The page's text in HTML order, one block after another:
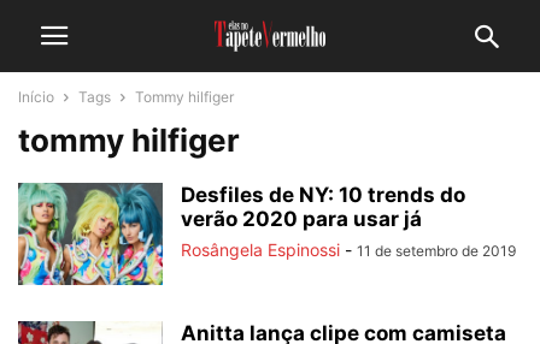
Início Tags Tommy hilfiger
tommy hilfiger
Desfiles de NY: 10 trends do
verão 2020 para usar já
Rosângela Espinossi - 11 de setembro de 2019
Anitta lança clipe com camiseta